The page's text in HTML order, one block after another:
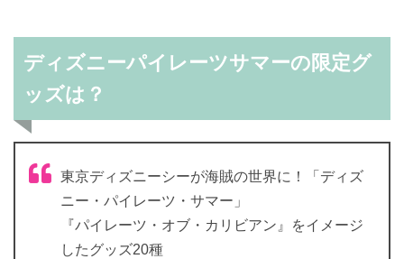
ディズニーパイレーツサマーの限定グ
ッズは？
東京ディズニーシーが海賊の世界に！「ディズ
ニー・パイレーツ・サマー」
『パイレーツ・オブ・カリビアン』をイメージ
したグッズ20種